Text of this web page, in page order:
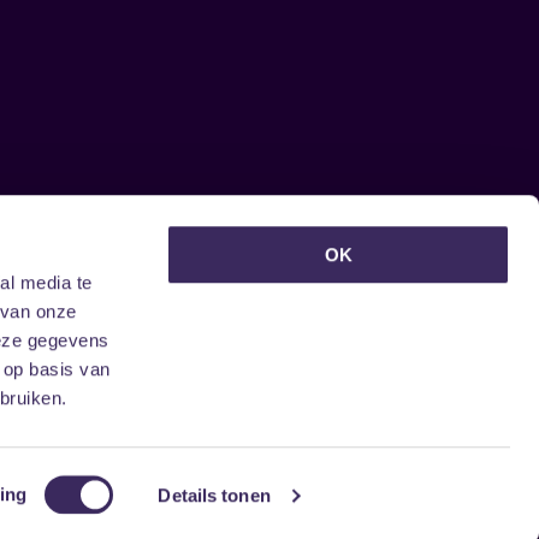
media te
onze
gegevens
basis van
Details tonen
OK
ontvangen?